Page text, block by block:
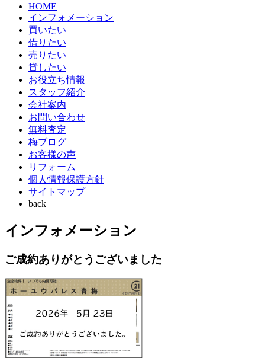
HOME
インフォメーション
買いたい
借りたい
売りたい
貸したい
お役立ち情報
スタッフ紹介
会社案内
お問い合わせ
無料査定
梅ブログ
お客様の声
リフォーム
個人情報保護方針
サイトマップ
back
インフォメーション
ご成約ありがとうございました